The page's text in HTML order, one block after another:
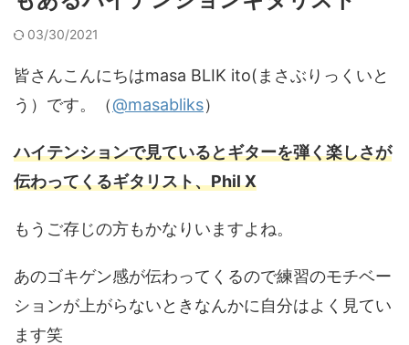
03/30/2021
皆さんこんにちはmasa BLIK ito(まさぶりっくいと
う）です。（@masabliks）
ハイテンションで見ているとギターを弾く楽しさが
伝わってくるギタリスト、Phil X
もうご存じの方もかなりいますよね。
あのゴキゲン感が伝わってくるので練習のモチベー
ションが上がらないときなんかに自分はよく見てい
ます笑